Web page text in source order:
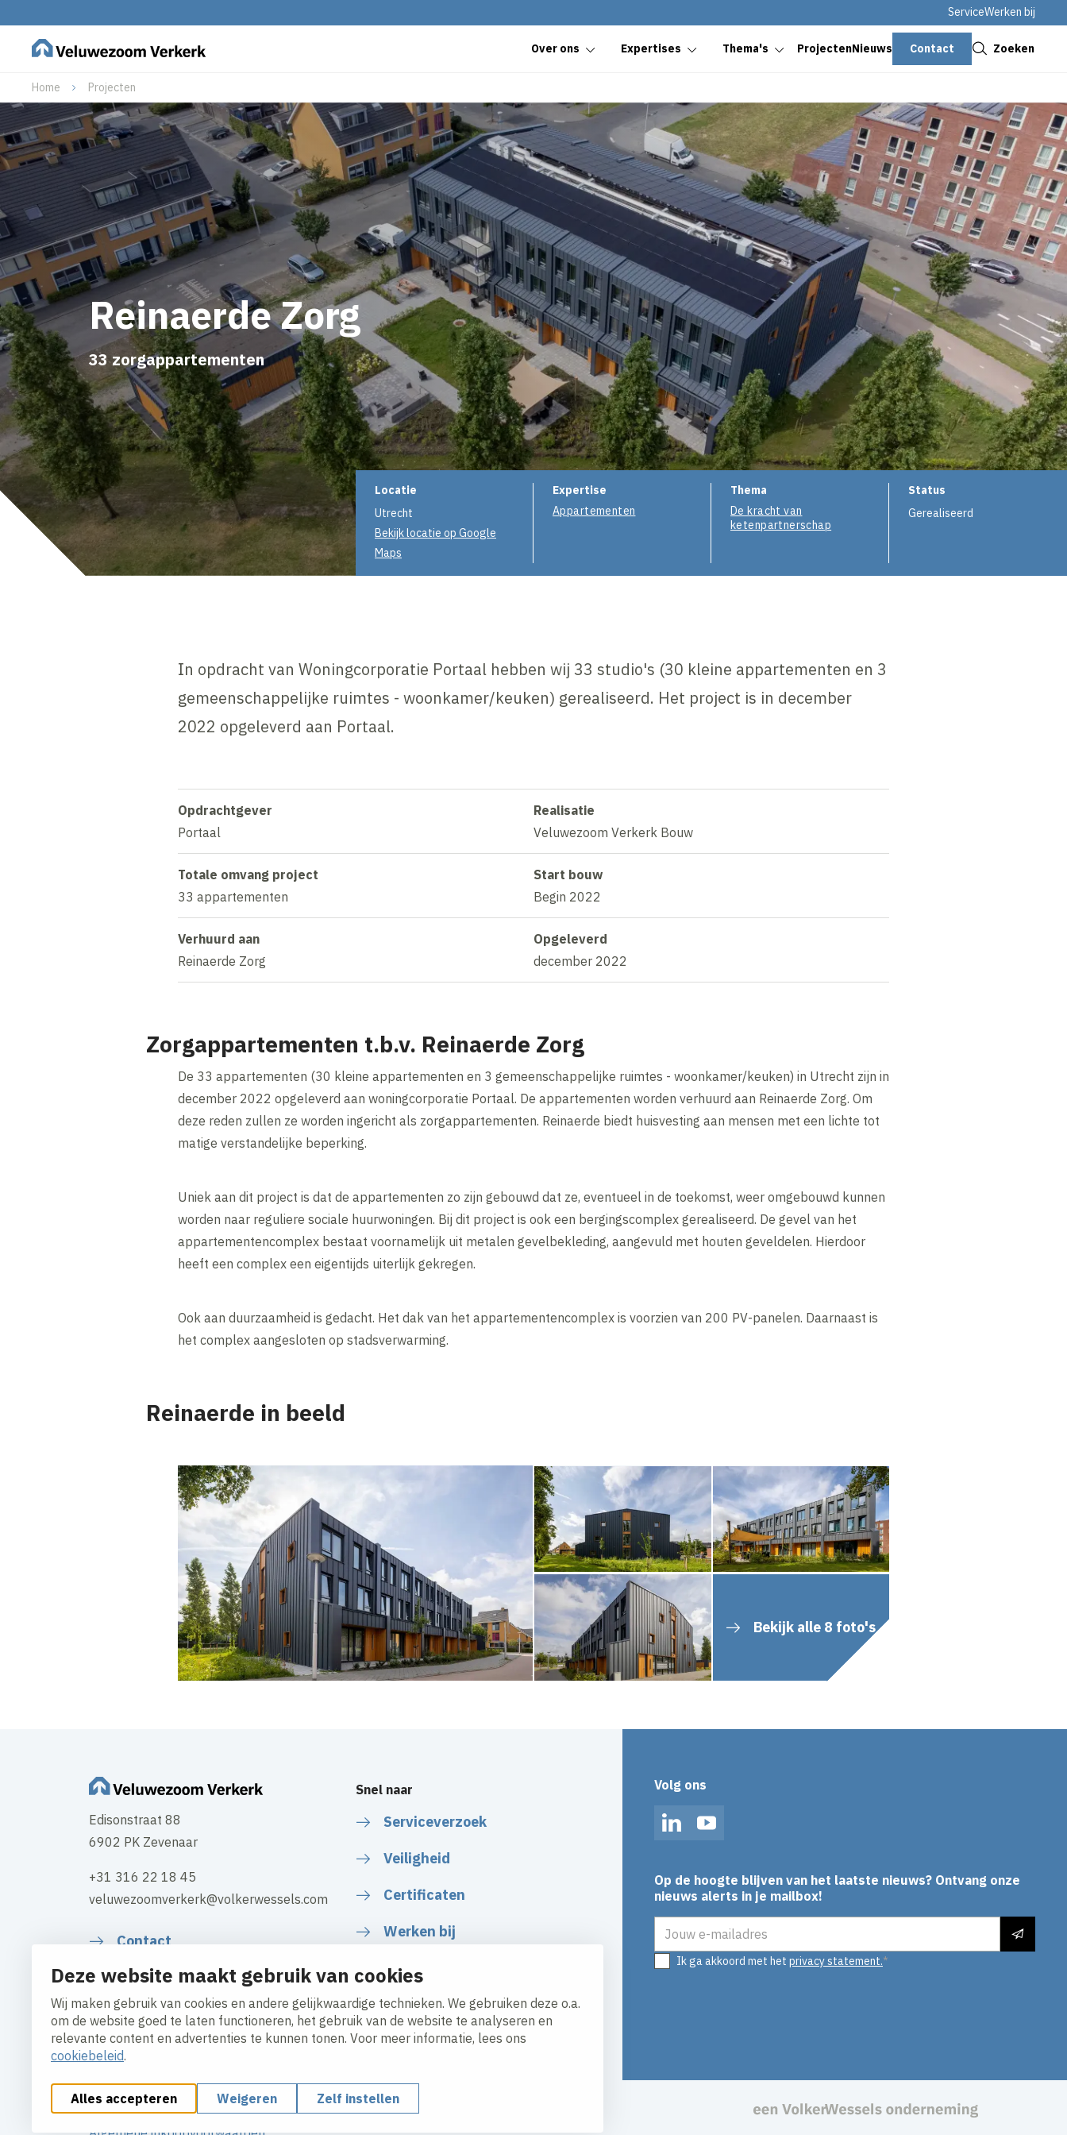
Deze website maakt gebruik van cookies
Wij maken gebruik van cookies en andere gelijkwaardige technieken. We gebruiken deze o.a.
om de website goed te laten functioneren, het gebruik van de website te analyseren en
relevante content en advertenties te kunnen tonen. Voor meer informatie, lees ons
cookiebeleid.
Alles accepteren Weigeren Zelf instellen
ServiceWerken bij
Over ons Expertises Thema's ProjectenNieuws Contact Zoeken
Home Projecten
Reinaerde Zorg
33 zorgappartementen
Projectinformatie
Locatie
Utrecht
Bekijk locatie op Google
Maps
Expertise
Appartementen
Thema
De kracht van
ketenpartnerschap
Status
Gerealiseerd
In opdracht van Woningcorporatie Portaal hebben wij 33 studio's (30 kleine appartementen en 3
gemeenschappelijke ruimtes - woonkamer/keuken) gerealiseerd. Het project is in december
2022 opgeleverd aan Portaal.
Opdrachtgever
Portaal
Realisatie
Veluwezoom Verkerk Bouw
Totale omvang project
33 appartementen
Start bouw
Begin 2022
Verhuurd aan
Reinaerde Zorg
Opgeleverd
december 2022
Zorgappartementen t.b.v. Reinaerde Zorg
De 33 appartementen (30 kleine appartementen en 3 gemeenschappelijke ruimtes - woonkamer/keuken) in Utrecht zijn in
december 2022 opgeleverd aan woningcorporatie Portaal. De appartementen worden verhuurd aan Reinaerde Zorg. Om
deze reden zullen ze worden ingericht als zorgappartementen. Reinaerde biedt huisvesting aan mensen met een lichte tot
matige verstandelijke beperking.
Uniek aan dit project is dat de appartementen zo zijn gebouwd dat ze, eventueel in de toekomst, weer omgebouwd kunnen
worden naar reguliere sociale huurwoningen. Bij dit project is ook een bergingscomplex gerealiseerd. De gevel van het
appartementencomplex bestaat voornamelijk uit metalen gevelbekleding, aangevuld met houten geveldelen. Hierdoor
heeft een complex een eigentijds uiterlijk gekregen.
Ook aan duurzaamheid is gedacht. Het dak van het appartementencomplex is voorzien van 200 PV-panelen. Daarnaast is
het complex aangesloten op stadsverwarming.
Reinaerde in beeld
Bekijk alle 8 foto's
Edisonstraat 88
6902 PK Zevenaar
+31 316 22 18 45
veluwezoomverkerk@volkerwessels.com
Contact
Snel naar
Serviceverzoek
Veiligheid
Certificaten
Werken bij
Volg ons
LinkedInYouTube
Op de hoogte blijven van het laatste nieuws? Ontvang onze
nieuws alerts in je mailbox!
Ik ga akkoord met het privacy statement.
Cookies aanpassenCookie beleidPrivacy policyResponsible disclosure
Sluiten